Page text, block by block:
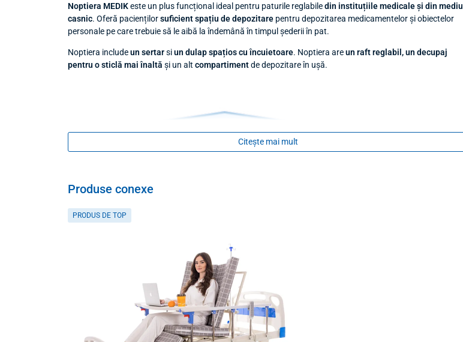
Noptiera MEDIKeste un plus funcțional ideal pentru paturile reglabiledin instituțiile medicale și din mediul
casnic. Oferă paciențilorsuficient spațiu de depozitarepentru depozitarea medicamentelor și obiectelor
personale pe care trebuie să le aibă la îndemână în timpul șederii în pat.
Noptiera includeun sertarsiun dulap spațios cu încuietoare. Noptiera areun raft reglabil, un decupaj
pentru o sticlă mai înaltă și un alt compartimentde depozitare în ușă.
Citește mai mult
Produse conexe
PRODUS DE TOP